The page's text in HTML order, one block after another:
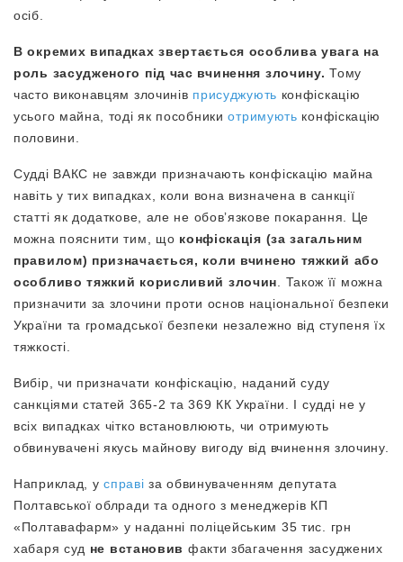
осіб.
В окремих випадках звертається особлива увага на
роль засудженого під час вчинення злочину.Тому
часто виконавцям злочинів присуджують конфіскацію
усього майна, тоді як пособникиотримують конфіскацію
половини.
Судді ВАКС не завжди призначають конфіскацію майна
навіть у тих випадках, коли вона визначена в санкції
статті як додаткове, але не обовʼязкове покарання. Це
можна пояснити тим, що конфіскація (за загальним
правилом) призначається, коли вчинено тяжкий або
особливо тяжкий корисливий злочин . Також її можна
призначити за злочини проти основ національної безпеки
України та громадської безпеки незалежно від ступеня їх
тяжкості.
Вибір, чи призначати конфіскацію, наданий суду
санкціями статей 365-2 та 369 КК України. І судді не у
всіх випадках чітко встановлюють, чи отримують
обвинувачені якусь майнову вигоду від вчинення злочину.
Наприклад, усправі за обвинуваченням депутата
Полтавської облради та одного з менеджерів КП
«Полтавафарм» у наданні поліцейським 35 тис. грн
хабаря суд не встановив факти збагачення засуджених